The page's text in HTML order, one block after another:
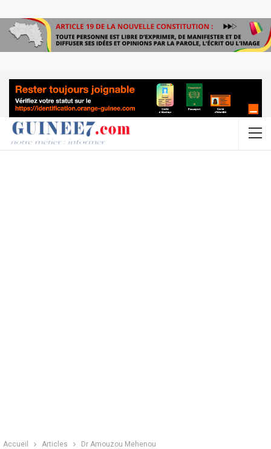
Accueil Articles Dr Amouzou Mehenou